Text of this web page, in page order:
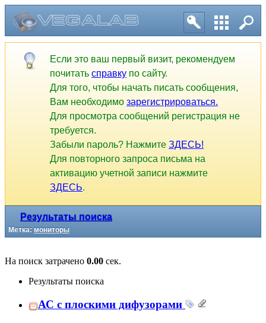
Если это ваш первый визит, рекомендуем
почитать справку по сайту.
Для того, чтобы начать писать сообщения,
Вам необходимо зарегистрироваться.
Для просмотра сообщений регистрация не
требуется.
Забыли пароль? Нажмите ЗДЕСЬ!
Для повторного запроса письма на
активацию учетной записи нажмите
ЗДЕСЬ.
Результаты поиска
Метка: мониторы
На поиск затрачено 0.00 сек.
Результаты поиска
АС с плоскими дифузорами